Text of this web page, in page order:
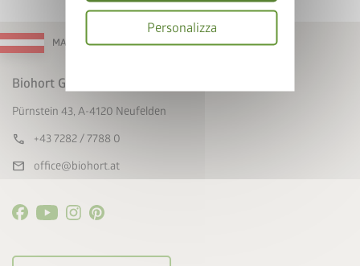
Personalizza
privacy
MADE IN AUSTRIA
Biohort GmbH
Pürnstein 43, A-4120 Neufelden
call +43 7282 / 7788 0
mail office@biohort.at